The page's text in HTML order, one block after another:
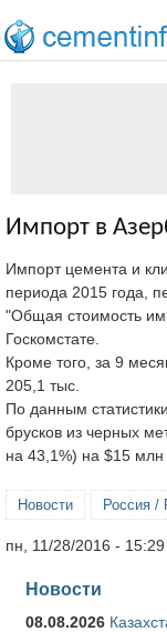
Импорт в
Импорт цемента и
периода 2015 года,
"Общая стоимость
Госкомстате.
Кроме того, за 9
205,1 тыс.
По данным
брусков из черных
на 43,1%) на $15
Новости Россия /
пн, 11/28/2016 - 15:29
Новости
08.08.2026